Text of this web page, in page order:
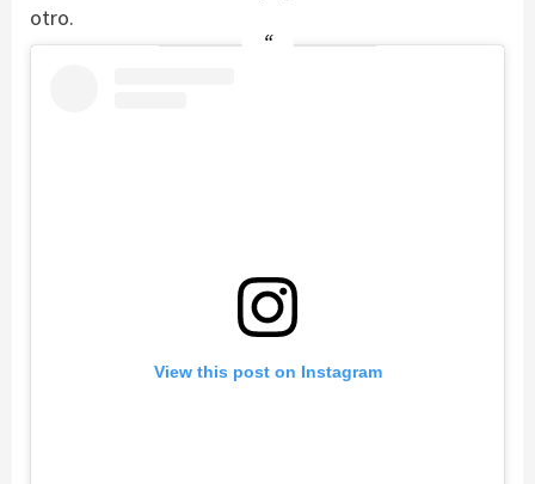
otro.
View this post on Instagram